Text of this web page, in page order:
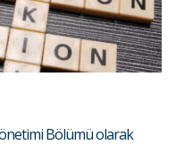
Bölümü olarak